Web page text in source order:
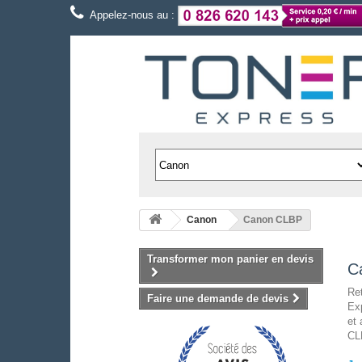
Appelez-nous au :
Canon Canon CLBP
Transformer mon panier en devis
Faire une demande de devis
et